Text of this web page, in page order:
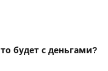
будет с деньгами?